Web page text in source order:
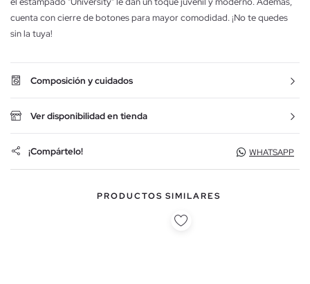
cuenta con cierre de botones para mayor comodidad. ¡No te quedes
sin la tuya!
Composición y cuidados
Ver disponibilidad en tienda
¡Compártelo! WHATSAPP
PRODUCTOS SIMILARES